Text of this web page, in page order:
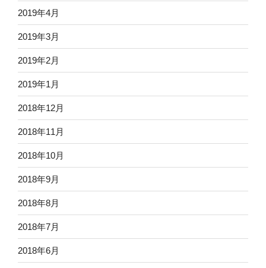
2019年4月
2019年3月
2019年2月
2019年1月
2018年12月
2018年11月
2018年10月
2018年9月
2018年8月
2018年7月
2018年6月